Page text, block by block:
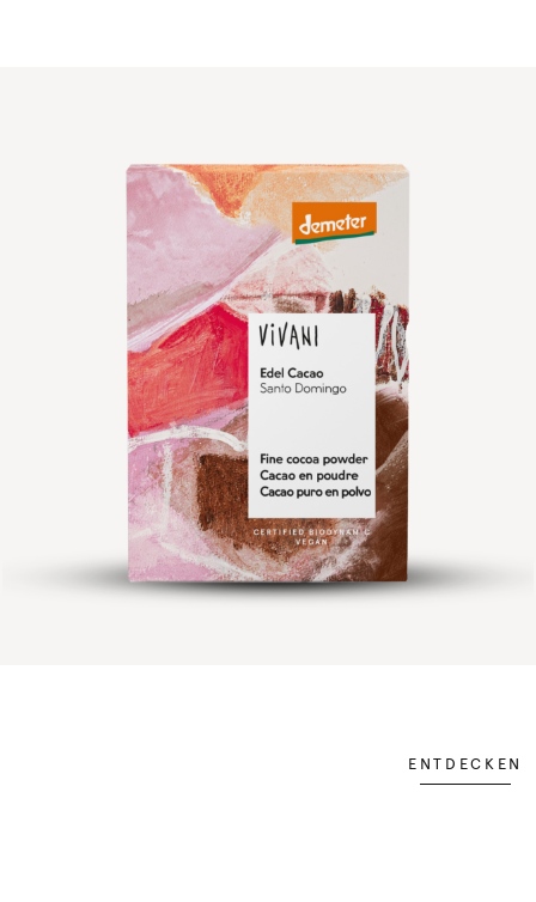
ENTDECKEN